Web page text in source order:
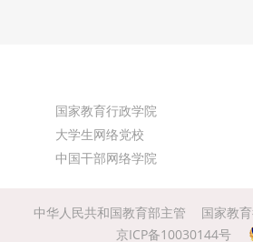
国家教育行政学院
大学生网络党校
中国干部网络学院
中华人民共和国教育部主管
国家教
京ICP备10030144号